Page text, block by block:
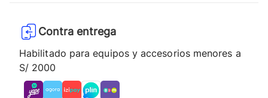
Contra entrega
Habilitado para equipos y accesorios menores a
S/ 2000